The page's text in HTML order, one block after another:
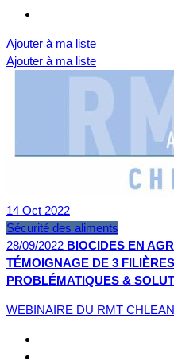
Ajouter à ma liste
Ajouter à ma liste
14 Oct 2022
Sécurité des aliments
28/09/2022 BIOCIDES EN
TÉMOIGNAGE DE 3
PROBLÉMATIQUES &
WEBINAIRE DU RMT